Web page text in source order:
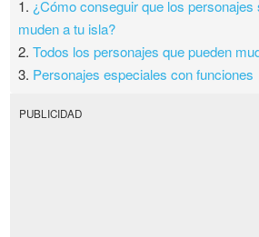
1. ¿Cómo conseguir que los personajes
muden a tu isla?
2.Todos los personajes que pueden
3. Personajes especiales con funciones
PUBLICIDAD